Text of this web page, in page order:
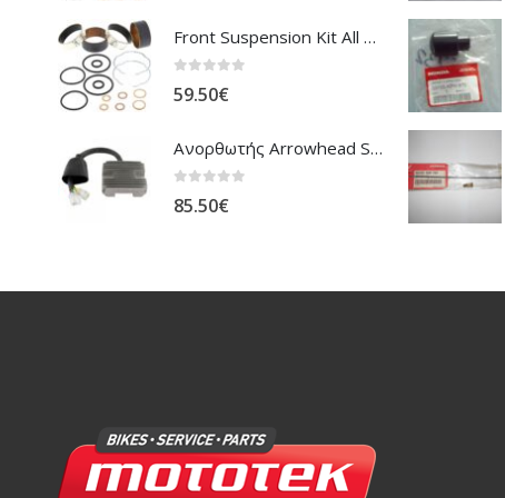
Front Suspension Kit All Balls Honda XL-1000V Varadero
59.50€
Ανορθωτής Arrowhead Suzuki DL-1000 V'Strom
85.50€